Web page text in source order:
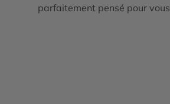
parfaitement pensé pour vous